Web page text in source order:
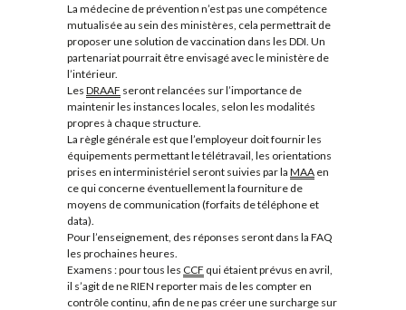
La médecine de prévention n’est pas une compétence
mutualisée au sein des ministères, cela permettrait de
proposer une solution de vaccination dans les DDI. Un
partenariat pourrait être envisagé avec le ministère de
l’intérieur.
Les DRAAF seront relancées sur l’importance de
maintenir les instances locales, selon les modalités
propres à chaque structure.
La règle générale est que l’employeur doit fournir les
équipements permettant le télétravail, les orientations
prises en interministériel seront suivies par la MAA en
ce qui concerne éventuellement la fourniture de
moyens de communication (forfaits de téléphone et
data).
Pour l’enseignement, des réponses seront dans la FAQ
les prochaines heures.
Examens : pour tous les CCF qui étaient prévus en avril,
il s’agit de ne RIEN reporter mais de les compter en
contrôle continu, afin de ne pas créer une surcharge sur